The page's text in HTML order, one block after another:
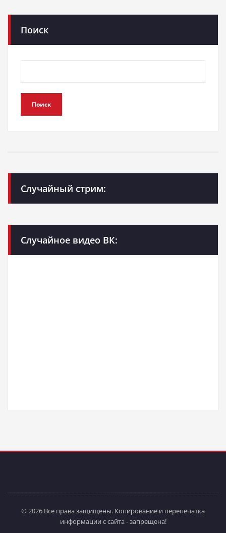
Поиск
Поиск
Случайный стрим:
Случайное видео ВК:
© 2026 Все права защищены. Копирование и перепечатка
информации с сайта - запрещена!